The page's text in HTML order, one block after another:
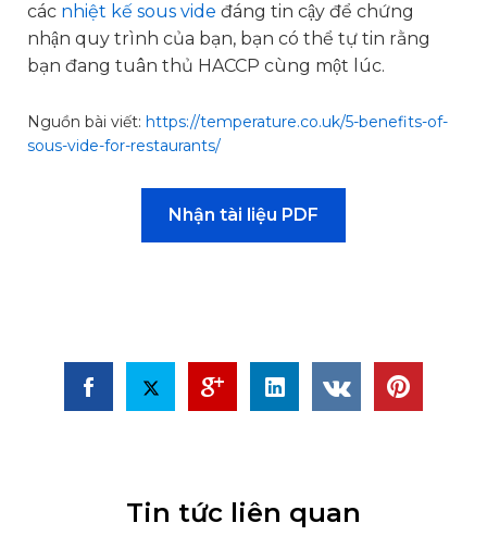
các nhiệt kế sous vide đáng tin cậy để chứng
nhận quy trình của bạn, bạn có thể tự tin rằng
bạn đang tuân thủ HACCP cùng một lúc.
Nguồn bài viết: https://temperature.co.uk/5-benefits-of-
sous-vide-for-restaurants/
Nhận tài liệu PDF
Tin tức liên quan